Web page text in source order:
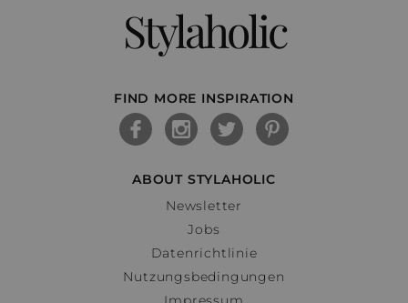
Stylaholic
FIND MORE INSPIRATION
ABOUT STYLAHOLIC
Newsletter
Jobs
Datenrichtlinie
Nutzungsbedingungen